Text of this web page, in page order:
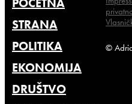
POČETNA
STRANA
POLITIKA
EKONOMIJA
DRUŠTVO
©